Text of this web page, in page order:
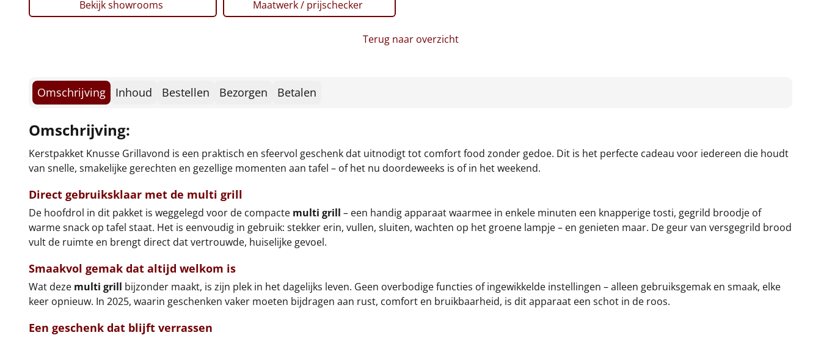
Bekijk showrooms Maatwerk / prijschecker
Terug naar overzicht
Omschrijving Inhoud Bestellen Bezorgen Betalen
Omschrijving:
Kerstpakket Knusse Grillavond is een praktisch en sfeervol geschenk dat uitnodigt tot comfort food zonder gedoe. Dit is het perfecte cadeau voor iedereen die houdt
van snelle, smakelijke gerechten en gezellige momenten aan tafel – of het nu doordeweeks is of in het weekend.
Direct gebruiksklaar met de multi grill
De hoofdrol in dit pakket is weggelegd voor de compacte multi grill – een handig apparaat waarmee in enkele minuten een knapperige tosti, gegrild broodje of
warme snack op tafel staat. Het is eenvoudig in gebruik: stekker erin, vullen, sluiten, wachten op het groene lampje – en genieten maar. De geur van versgegrild brood
vult de ruimte en brengt direct dat vertrouwde, huiselijke gevoel.
Smaakvol gemak dat altijd welkom is
Wat deze multi grill bijzonder maakt, is zijn plek in het dagelijks leven. Geen overbodige functies of ingewikkelde instellingen – alleen gebruiksgemak en smaak, elke
keer opnieuw. In 2025, waarin geschenken vaker moeten bijdragen aan rust, comfort en bruikbaarheid, is dit apparaat een schot in de roos.
Een geschenk dat blijft verrassen